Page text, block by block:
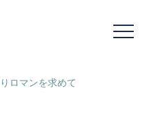
ロマンを求めて